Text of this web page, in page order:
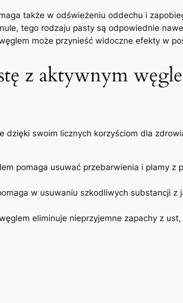
także w odświeżeniu oddechu i
tego rodzaju pasty są odpowiednie
może przynieść widoczne efekty w
z aktywnym
dzięki swoim licznych korzyściom dla
pomaga usuwać przebarwienia i plamy z
w usuwaniu szkodliwych substancji z
eliminuje nieprzyjemne ‍zapachy⁣ z